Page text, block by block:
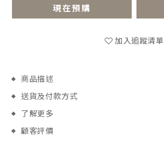
現在預購
加入追蹤清單
商品描述
送貨及付款方式
了解更多
顧客評價